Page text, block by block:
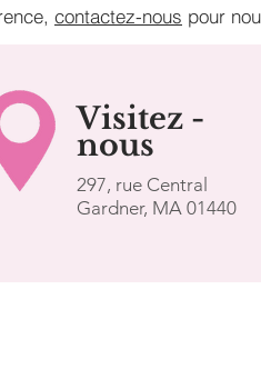
contactez-nous pour
Visitez-
nous
297, rue Central
Gardner, MA 01440